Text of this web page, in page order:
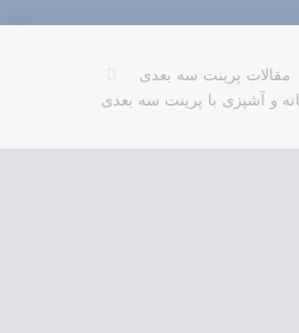
مقالات پرینت سه بعدی
و آشپزی با پرینت سه بعدی